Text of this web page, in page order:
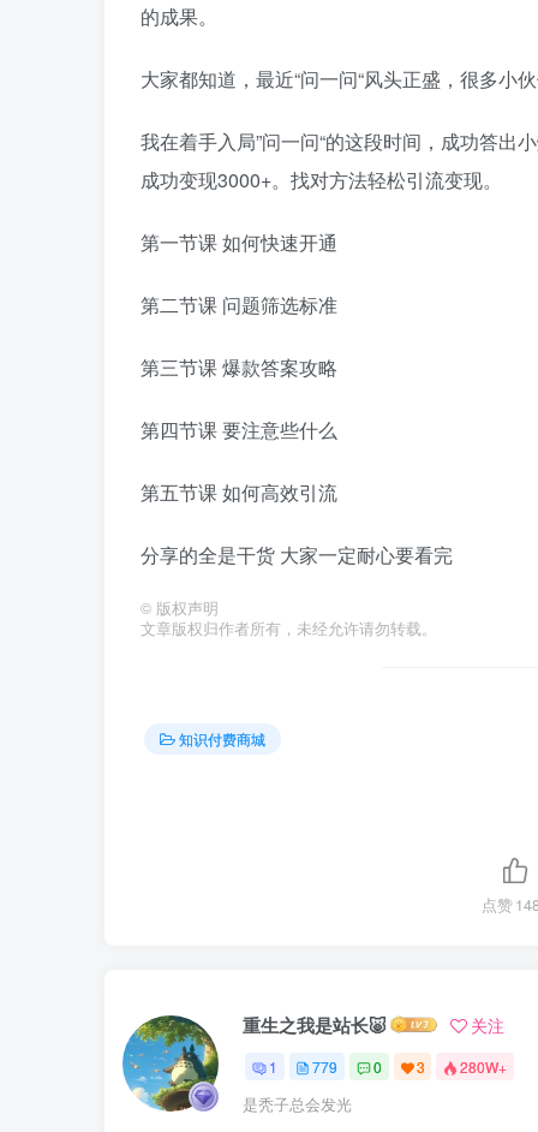
的成果。
大家都知道，最近“问一问“风头正盛，很多小
我在着手入局”问一问“的这段时间，成功答出
成功变现3000+。找对方法轻松引流变现。
第一节课 如何快速开通
第二节课 问题筛选标准
第三节课 爆款答案攻略
第四节课 要注意些什么
第五节课 如何高效引流
分享的全是干货 大家一定耐心要看完
© 版权声明
文章版权归作者所有，未经允许请勿转载。
知识付费商城
点赞
重生之我是站长🐷 关注
1 779 0 3 280W+
是秃子总会发光